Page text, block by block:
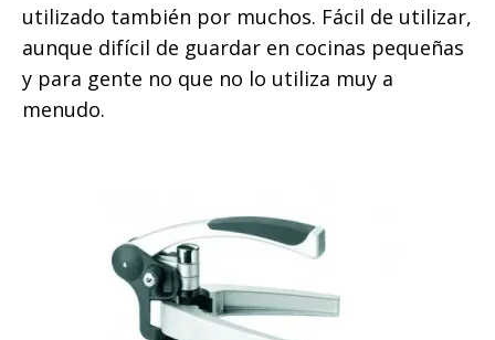
utilizado también por muchos. Fácil de utilizar,
aunque difícil de guardar en cocinas pequeñas
y para gente no que no lo utiliza muy a
menudo.